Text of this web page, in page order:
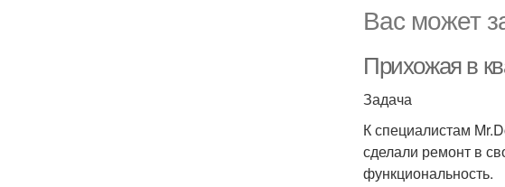
Вас может
Прихожая в
Задача
К специалистам
сделали ремонт в
функциональность.